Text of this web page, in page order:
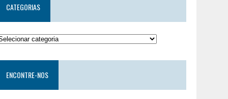
CATEGORIAS
ENCONTRE-NOS